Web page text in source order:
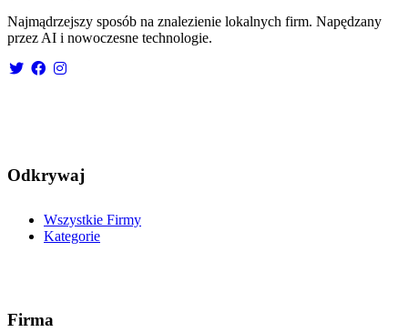
Najmądrzejszy sposób na znalezienie lokalnych firm. Napędzany
przez AI i nowoczesne technologie.
Odkrywaj
Wszystkie Firmy
Kategorie
Firma